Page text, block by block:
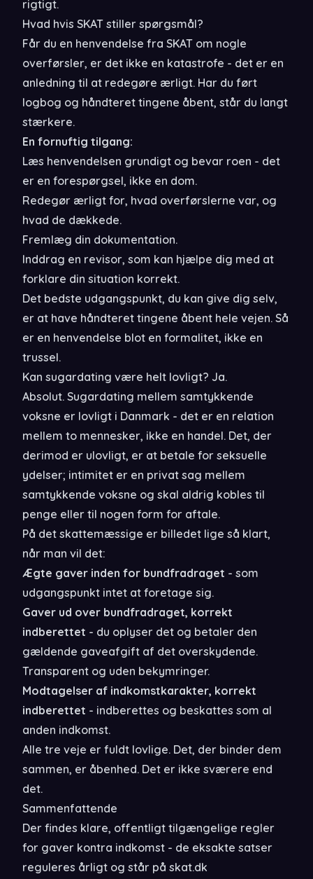
rigtigt.
Hvad hvis SKAT stiller spørgsmål?
Får du en henvendelse fra SKAT om nogle
overførsler, er det ikke en katastrofe - det er en
anledning til at redegøre ærligt. Har du ført
logbog og håndteret tingene åbent, står du langt
stærkere.
En fornuftig tilgang:
Læs henvendelsen grundigt og bevar roen - det
er en forespørgsel, ikke en dom.
Redegør ærligt for, hvad overførslerne var, og
hvad de dækkede.
Fremlæg din dokumentation.
Inddrag en revisor, som kan hjælpe dig med at
forklare din situation korrekt.
Det bedste udgangspunkt, du kan give dig selv,
er at have håndteret tingene åbent hele vejen. Så
er en henvendelse blot en formalitet, ikke en
trussel.
Kan sugardating være helt lovligt? Ja.
Absolut. Sugardating mellem samtykkende
voksne er lovligt i Danmark - det er en relation
mellem to mennesker, ikke en handel. Det, der
derimod er ulovligt, er at betale for seksuelle
ydelser; intimitet er en privat sag mellem
samtykkende voksne og skal aldrig kobles til
penge eller til nogen form for aftale.
På det skattemæssige er billedet lige så klart,
når man vil det:
Ægte gaver inden for bundfradraget - som
udgangspunkt intet at foretage sig.
Gaver ud over bundfradraget, korrekt
indberettet - du oplyser det og betaler den
gældende gaveafgift af det overskydende.
Transparent og uden bekymringer.
Modtagelser af indkomstkarakter, korrekt
indberettet - indberettes og beskattes som al
anden indkomst.
Alle tre veje er fuldt lovlige. Det, der binder dem
sammen, er åbenhed. Det er ikke sværere end
det.
Sammenfattende
Der findes klare, offentligt tilgængelige regler
for gaver kontra indkomst - de eksakte satser
reguleres årligt og står på skat.dk